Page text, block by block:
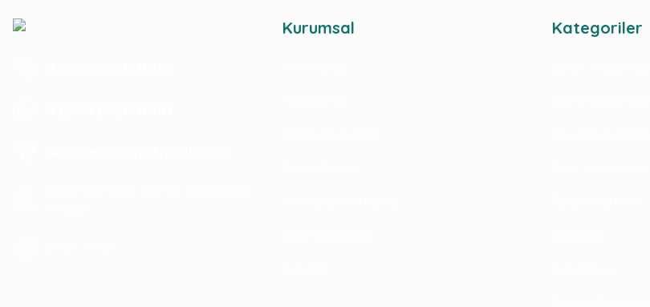
Kurumsal Kategoriler